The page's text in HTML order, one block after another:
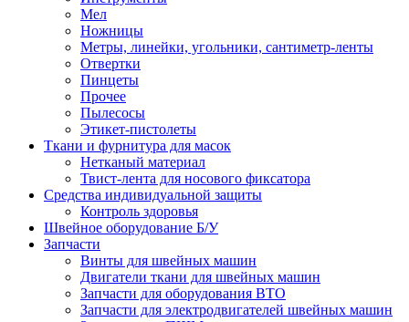
Мел
Ножницы
Метры, линейки, угольники, сантиметр-ленты
Отвертки
Пинцеты
Прочее
Пылесосы
Этикет-пистолеты
Ткани и фурнитура для масок
Нетканый материал
Твист-лента для носового фиксатора
Средства индивидуальной защиты
Контроль здоровья
Швейное оборудование Б/У
Запчасти
Винты для швейных машин
Двигатели ткани для швейных машин
Запчасти для оборудования ВТО
Запчасти для электродвигателей швейных машин